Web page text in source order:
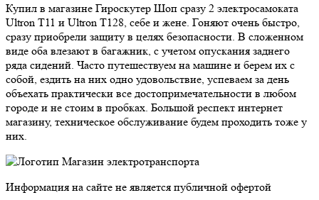
Купил в магазине Гироскутер Шоп сразу 2 электросамоката
Ultron T11 и Ultron T128, себе и жене. Гоняют очень быстро,
сразу приобрели защиту в целях безопасности. В сложенном
виде оба влезают в багажник, с учетом опускания заднего
ряда сидений. Часто путешествуем на машине и берем их с
собой, ездить на них одно удовольствие, успеваем за день
объехать практически все достопримечательности в любом
городе и не стоим в пробках. Большой респект интернет
магазину, техническое обслуживание будем проходить тоже у
них.
Магазин электротранспорта
Информация на сайте не является публичной офертой